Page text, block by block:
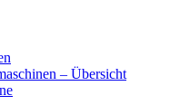
– Übersicht